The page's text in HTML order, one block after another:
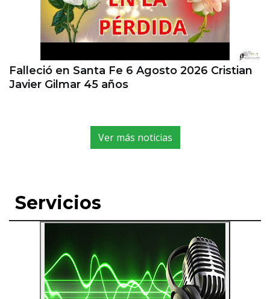
Falleció en Santa Fe 6 Agosto 2026 Cristian
Javier Gilmar 45 años
Ver más noticias
Servicios